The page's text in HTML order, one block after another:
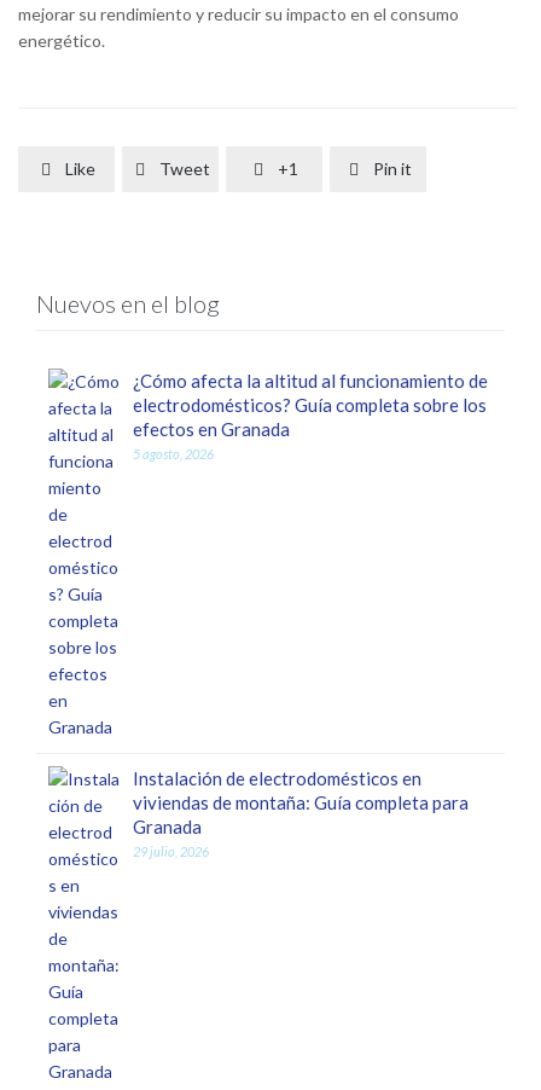
mejorar su rendimiento y reducir su impacto en el consumo
energético.
 Like  Tweet  +1  Pin it
Nuevos en el blog
¿Cómo afecta la altitud al funcionamiento de
electrodomésticos? Guía completa sobre los
efectos en Granada
5 agosto, 2026
Instalación de electrodomésticos en
viviendas de montaña: Guía completa para
Granada
29 julio, 2026